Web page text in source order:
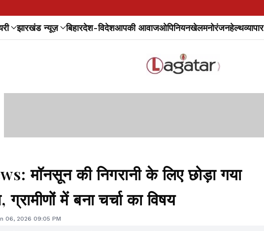
झारखंड न्यूज़ बिहारदेश-विदेशआपकी आवाजओपिनियनखेलमनोरंजनहेल्थव्यापार
मॉनसून की निगरानी के लिए छोड़ा गया
ग्रामीणों में बना चर्चा का विषय
06, 2026 09:05 PM